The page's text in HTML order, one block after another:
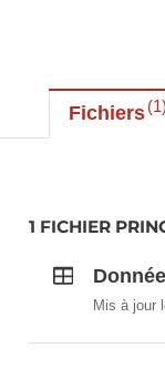
Fichiers 1
1 FICHIER
Mis à jour